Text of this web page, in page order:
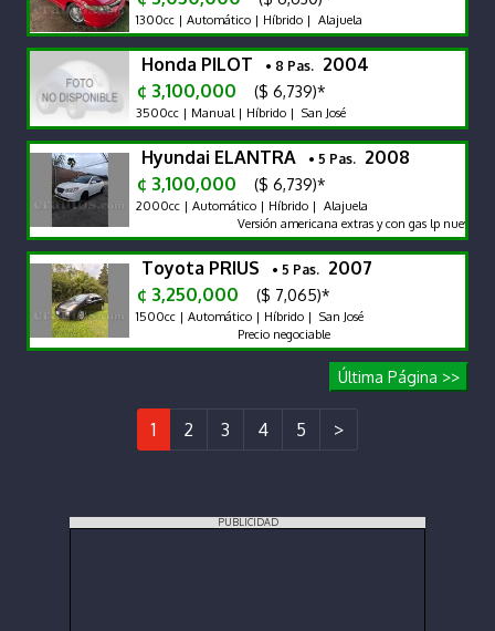
1300cc | Automático | Híbrido | Alajuela
Honda PILOT • 8 Pas. 2004
¢ 3,100,000
($ 6,739)*
3500cc | Manual | Híbrido | San José
Hyundai ELANTRA • 5 Pas. 2008
¢ 3,100,000
($ 6,739)*
2000cc | Automático | Híbrido | Alajuela
Versión americana extras y con gas lp nuevo
Toyota PRIUS • 5 Pas. 2007
¢ 3,250,000
($ 7,065)*
1500cc | Automático | Híbrido | San José
Precio negociable
Última Página >>
1 2 3 4 5 >
PUBLICIDAD